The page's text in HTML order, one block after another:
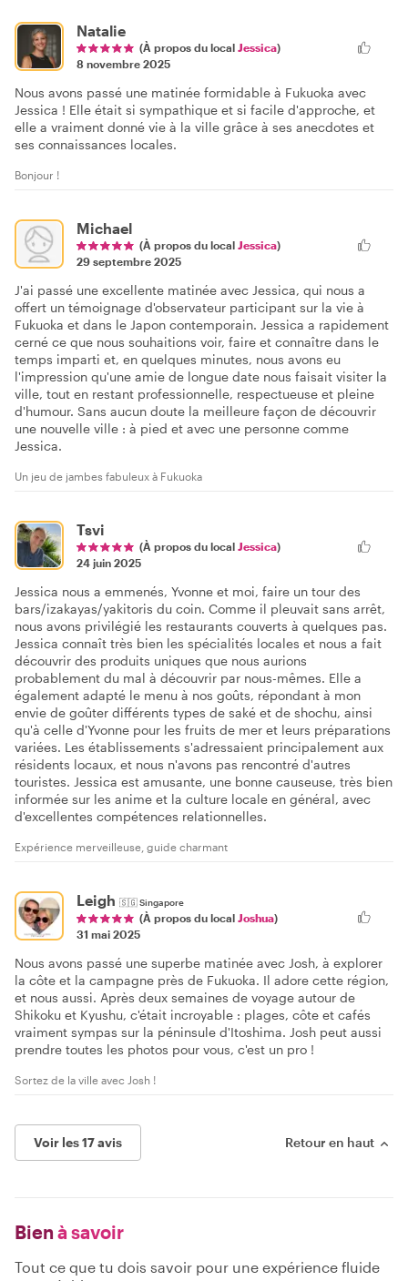
Natalie
(À propos du local Jessica)
8 novembre 2025
Nous avons passé une matinée formidable à Fukuoka avec
Jessica ! Elle était si sympathique et si facile d'approche, et
elle a vraiment donné vie à la ville grâce à ses anecdotes et
ses connaissances locales.
Bonjour !
Michael
(À propos du local Jessica)
29 septembre 2025
J'ai passé une excellente matinée avec Jessica, qui nous a
offert un témoignage d'observateur participant sur la vie à
Fukuoka et dans le Japon contemporain. Jessica a rapidement
cerné ce que nous souhaitions voir, faire et connaître dans le
temps imparti et, en quelques minutes, nous avons eu
l'impression qu'une amie de longue date nous faisait visiter la
ville, tout en restant professionnelle, respectueuse et pleine
d'humour. Sans aucun doute la meilleure façon de découvrir
une nouvelle ville : à pied et avec une personne comme
Jessica.
Un jeu de jambes fabuleux à Fukuoka
Tsvi
(À propos du local Jessica)
24 juin 2025
Jessica nous a emmenés, Yvonne et moi, faire un tour des
bars/izakayas/yakitoris du coin. Comme il pleuvait sans arrêt,
nous avons privilégié les restaurants couverts à quelques pas.
Jessica connaît très bien les spécialités locales et nous a fait
découvrir des produits uniques que nous aurions
probablement du mal à découvrir par nous-mêmes. Elle a
également adapté le menu à nos goûts, répondant à mon
envie de goûter différents types de saké et de shochu, ainsi
qu'à celle d'Yvonne pour les fruits de mer et leurs préparations
variées. Les établissements s'adressaient principalement aux
résidents locaux, et nous n'avons pas rencontré d'autres
touristes. Jessica est amusante, une bonne causeuse, très bien
informée sur les anime et la culture locale en général, avec
d'excellentes compétences relationnelles.
Expérience merveilleuse, guide charmant
Leigh 🇸🇬Singapore
(À propos du local Joshua)
31 mai 2025
Nous avons passé une superbe matinée avec Josh, à explorer
la côte et la campagne près de Fukuoka. Il adore cette région,
et nous aussi. Après deux semaines de voyage autour de
Shikoku et Kyushu, c'était incroyable : plages, côte et cafés
vraiment sympas sur la péninsule d'Itoshima. Josh peut aussi
prendre toutes les photos pour vous, c'est un pro !
Sortez de la ville avec Josh !
Voir les 17 avis Retour en haut
Bien à savoir
Tout ce que tu dois savoir pour une expérience fluide